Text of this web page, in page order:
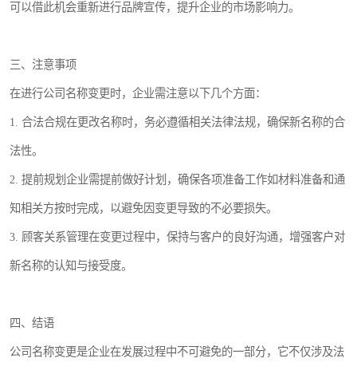
可以借此机会重新进行品牌宣传，提升企业的市场影响力。
三、注意事项
在进行公司名称变更时，企业需注意以下几个方面：
1. 合法合规在更改名称时，务必遵循相关法律法规，确保新名称的合
法性。
2. 提前规划企业需提前做好计划，确保各项准备工作如材料准备和通
知相关方按时完成，以避免因变更导致的不必要损失。
3. 顾客关系管理在变更过程中，保持与客户的良好沟通，增强客户对
新名称的认知与接受度。
四、结语
公司名称变更是企业在发展过程中不可避免的一部分，它不仅涉及法